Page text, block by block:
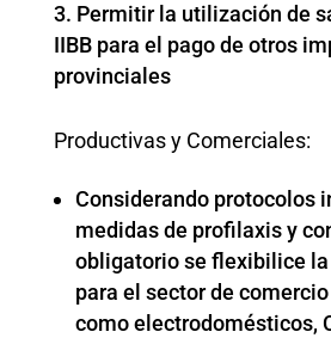
Permitir la utilización de
IIBB para el pago de otros
provinciales
Productivas y Comerciales:
Considerando protocolos
medidas de profilaxis y
obligatorio se flexibilice
para el sector de comercio
como electrodomésticos,